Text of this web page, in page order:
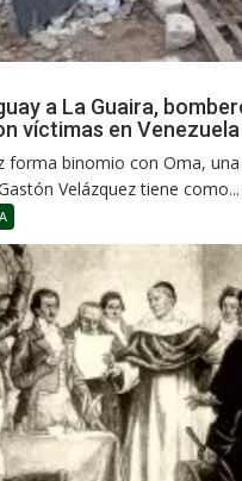
a La Guaira,
víctimas en Venezuela
forma binomio con Oma,
Velázquez tiene como...